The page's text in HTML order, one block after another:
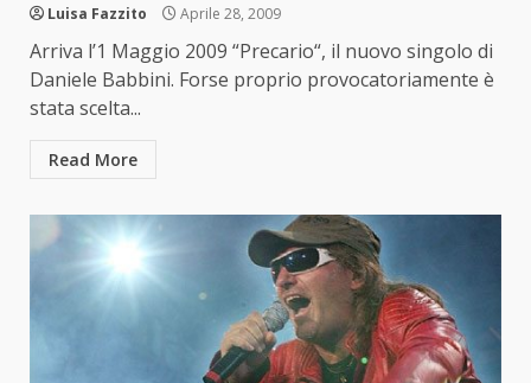
Luisa Fazzito Aprile 28, 2009
Arriva l’1 Maggio 2009 “Precario“, il nuovo singolo di
Daniele Babbini. Forse proprio provocatoriamente è
stata scelta...
Read More